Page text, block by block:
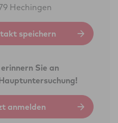
Hechingen
speichern
Sie an
anmelden